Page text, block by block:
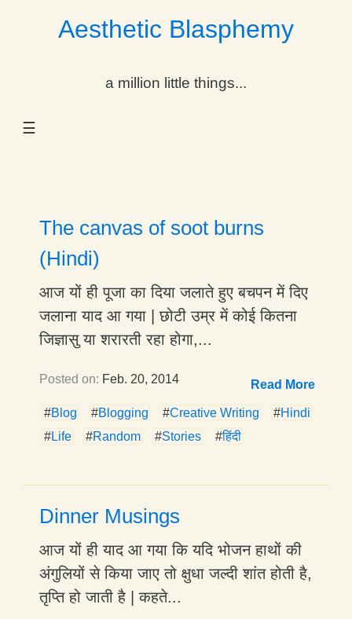
Aesthetic Blasphemy
a million little things...
☰
Dropdown
Dropdown
Dropdown
The canvas of soot burns
(Hindi)
आज यों ही पूजा का दिया जलाते हुए बचपन में दिए
जलाना याद आ गया | छोटी उम्र में कोई कितना
जिज्ञासु या शरारती रहा होगा,...
Posted on: Feb. 20, 2014 Read More
#Blog #Blogging #Creative Writing #Hindi
#Life #Random #Stories #हिंदी
Dinner Musings
आज यों ही याद आ गया कि यदि भोजन हाथों की
अंगुलियों से किया जाए तो क्षुधा जल्दी शांत होती है,
तृप्ति हो जाती है | कहते...